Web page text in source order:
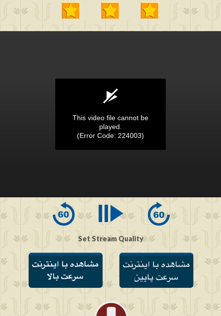
of
This video file cannot be
played.
(Error Code: 224003)
Set Stream Quality